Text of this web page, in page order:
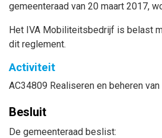
gemeenteraad van 20 maart 2017,
Het IVA Mobiliteitsbedrijf is belast
dit reglement.
Activiteit
AC34809 Realiseren en beheren
Besluit
De gemeenteraad beslist: